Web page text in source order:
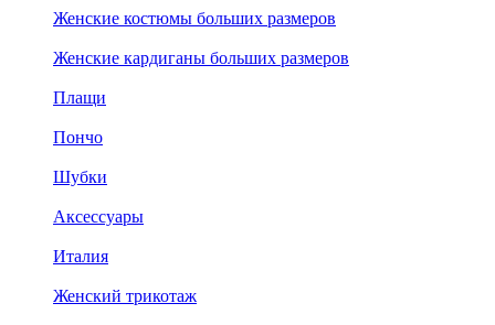
Женские костюмы больших размеров
Женские кардиганы больших размеров
Плащи
Пончо
Шубки
Аксессуары
Италия
Женский трикотаж